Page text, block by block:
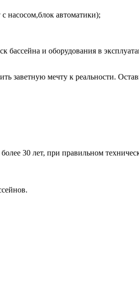
насосом,блок автоматики);
бассейна и оборудования в
заветную мечту к реальности.
30 лет, при правильном